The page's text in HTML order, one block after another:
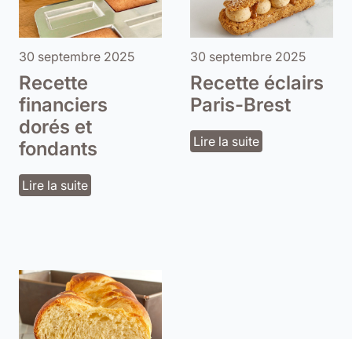
30 septembre 2025
Recette
financiers
dorés et
fondants
Lire la suite
30 septembre 2025
Recette éclairs
Paris-Brest
Lire la suite